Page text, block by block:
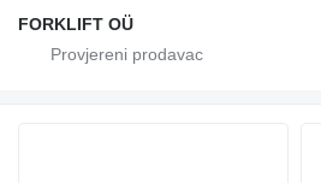
FORKLIFT OÜ